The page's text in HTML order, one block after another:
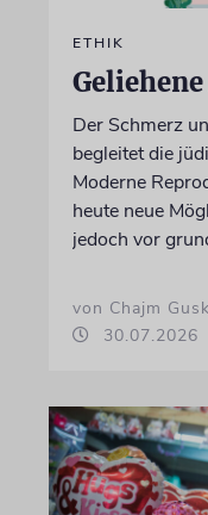
ETHIK
Der Schmerz
begleitet die
Moderne
heute neue
jedoch vor
von Chajm
30.07.2026